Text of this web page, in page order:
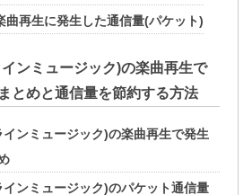
曲再生に発生した通信量(パケット)
ンミュージック)の楽曲再生で
とめと通信量を節約する方法
ンミュージック)の楽曲再生で発生
ンミュージック)のパケット通信量